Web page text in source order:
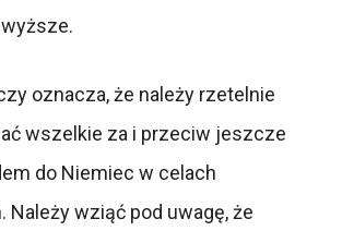
oznacza, że należy rzetelnie
wszelkie za i przeciw jeszcze
do Niemiec w celach
Należy wziąć pod uwagę, że